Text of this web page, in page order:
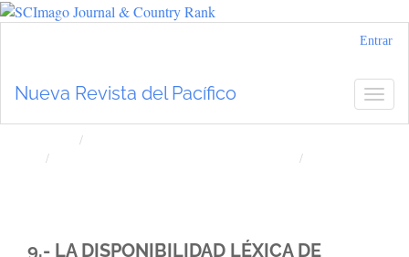
principal
Entrar
Nueva Revista del Pacífico
9.- LA DISPONIBILIDAD LÉXICA DE